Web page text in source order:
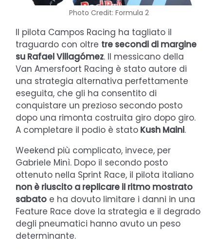
Photo Credit: Formula 2
Il pilota Campos Racing ha tagliato il
traguardo con oltre tre secondi di margine
su Rafael Villagómez. Il messicano della
Van Amersfoort Racing è stato autore di
una strategia alternativa perfettamente
eseguita, che gli ha consentito di
conquistare un prezioso secondo posto
dopo una rimonta costruita giro dopo giro.
A completare il podio è stato Kush Maini.
Weekend più complicato, invece, per
Gabriele Minì. Dopo il secondo posto
ottenuto nella Sprint Race, il pilota italiano
non è riuscito a replicare il ritmo mostrato
sabato e ha dovuto limitare i danni in una
Feature Race dove la strategia e il degrado
degli pneumatici hanno avuto un peso
determinante.